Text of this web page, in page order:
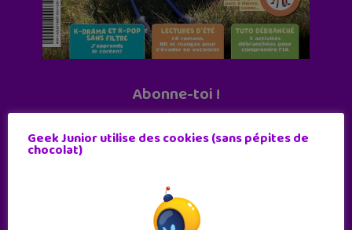
Abonne-toi !
11 numéros par an
Geek Junior utilise des cookies (sans pépites de
chocolat)